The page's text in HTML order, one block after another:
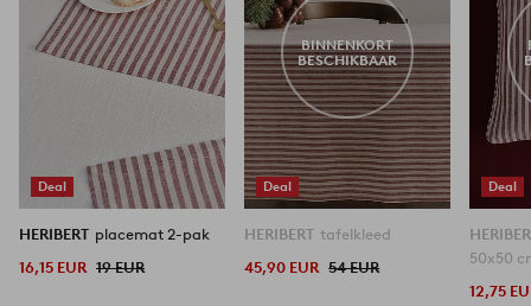
Deal
HERIBERT placemat 2-pak
16,15 EUR 19 EUR
Deal
BINNENKORT
BESCHIKBAAR
HERIBERT tafelkleed
45,90 EUR 54 EUR
Deal
50x50
12,75